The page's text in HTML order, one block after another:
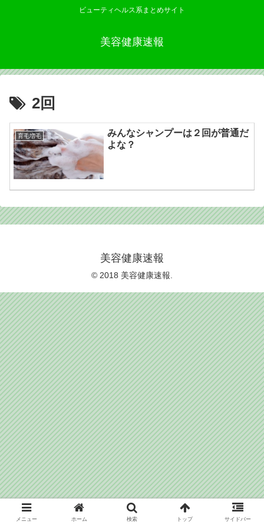
ビューティヘルス系まとめサイト
美容健康速報
2回
育毛増毛
みんなシャンプーは２回が普通だ
よな？
美容健康速報
© 2018 美容健康速報.
メニュー ホーム 検索 トップ サイドバー